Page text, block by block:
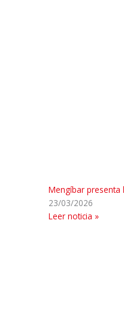
Mengíbar presenta
23/03/2026
Leer noticia »